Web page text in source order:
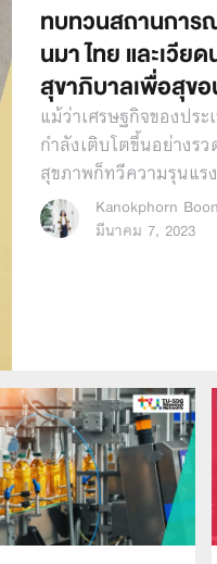
ทบทวนสถานการ
นมา ไทย และเวีย
สุขาภิบาลเพื่อสุข
แม้ว่าเศรษฐกิจของปร
กำลังเติบโตขึ้นอย่างร
สุขภาพก็ทวีความรุนแ
Kanokphorn
มีนาคม 7, 2023